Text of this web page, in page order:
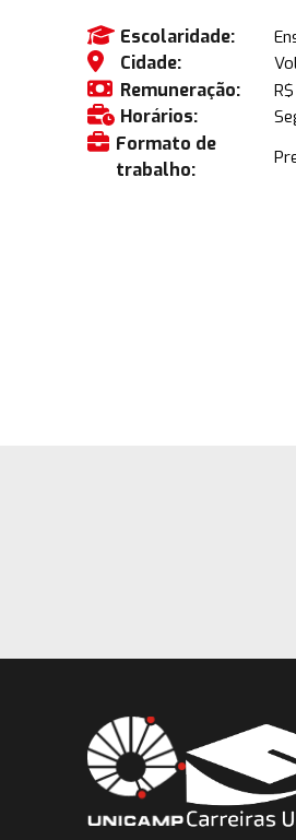
Escolaridade:
Cidade:
Remuneração:
Horários:
Formato de
trabalho: